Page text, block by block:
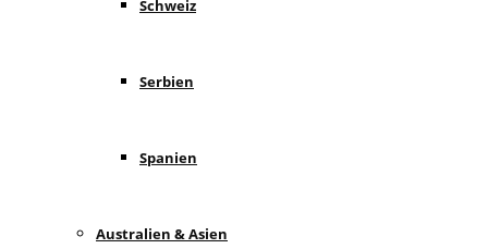
Schweiz
Serbien
Spanien
Australien & Asien